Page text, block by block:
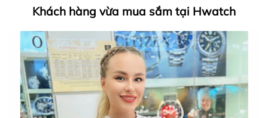
Khách hàng vừa mua sắm tại Hwatch